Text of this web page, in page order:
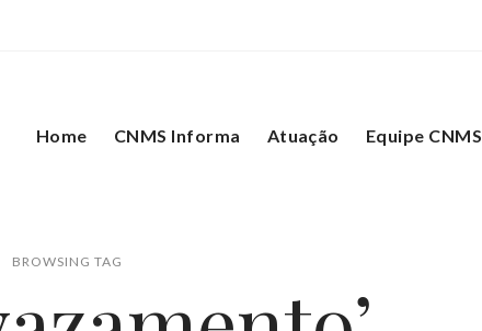
Home CNMS Informa Atuação Equipe CNMS
BROWSING TAG